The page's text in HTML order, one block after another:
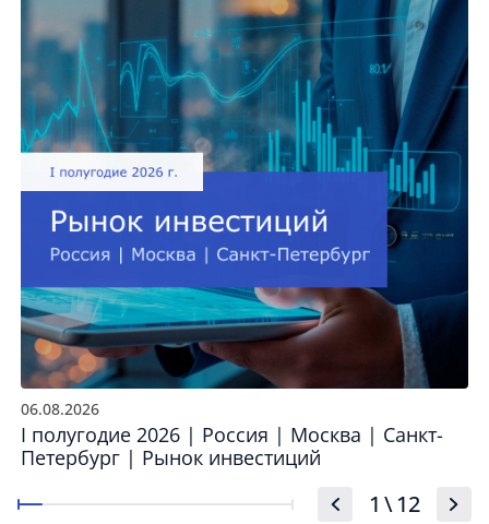
06.08.2026
I полугодие 2026 | Россия | Москва | Санкт-
Петербург | Рынок инвестиций
1 \12